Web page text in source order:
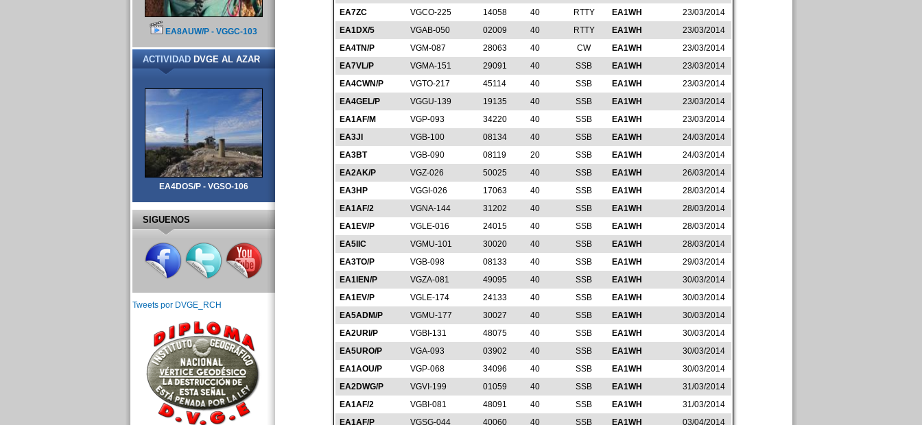
EA7ZC
VGCO-225 14058 40 RTTY EA1WH
23/03/2014
EA1DX/5
VGAB-050 02009 40 RTTY EA1WH
23/03/2014
EA4TN/P
VGM-087 28063 40 CW EA1WH
23/03/2014
EA7VL/P
VGMA-151 29091 40 SSB EA1WH
23/03/2014
EA4CWN/P
VGTO-217 45114 40 SSB EA1WH
23/03/2014
EA4GEL/P
VGGU-139 19135 40 SSB EA1WH
23/03/2014
EA1AF/M
VGP-093 34220 40 SSB EA1WH
23/03/2014
EA3JI
VGB-100 08134 40 SSB EA1WH
24/03/2014
EA3BT
VGB-090 08119 20 SSB EA1WH
24/03/2014
EA2AK/P
VGZ-026 50025 40 SSB EA1WH
26/03/2014
EA3HP
VGGI-026 17063 40 SSB EA1WH
28/03/2014
EA1AF/2
VGNA-144 31202 40 SSB EA1WH
28/03/2014
EA1EV/P
VGLE-016 24015 40 SSB EA1WH
28/03/2014
EA5IIC
VGMU-101 30020 40 SSB EA1WH
28/03/2014
EA3TO/P
VGB-098 08133 40 SSB EA1WH
29/03/2014
EA1IEN/P
VGZA-081 49095 40 SSB EA1WH
30/03/2014
EA1EV/P
VGLE-174 24133 40 SSB EA1WH
30/03/2014
EA5ADM/P
VGMU-177 30027 40 SSB EA1WH
30/03/2014
EA2URI/P
VGBI-131 48075 40 SSB EA1WH
30/03/2014
EA5URO/P
VGA-093 03902 40 SSB EA1WH
30/03/2014
EA1AOU/P
VGP-068 34096 40 SSB EA1WH
30/03/2014
EA2DWG/P
VGVI-199 01059 40 SSB EA1WH
31/03/2014
EA1AF/2
VGBI-081 48091 40 SSB EA1WH
31/03/2014
EA1AF/P
VGSG-044 40060 40 SSB EA1WH 03/04/2014
EA8AUW/P - VGGC-103
ACTIVIDADDVGE AL AZAR
EA4DOS/P - VGSO-106
SIGUENOS
Tweets por DVGE_RCH